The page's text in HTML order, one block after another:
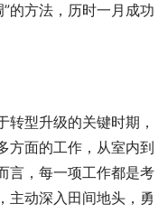
的方法，历时一月成功
转型升级的关键时期，
方面的工作，从室内到
言，每一项工作都是考
主动深入田间地头，勇